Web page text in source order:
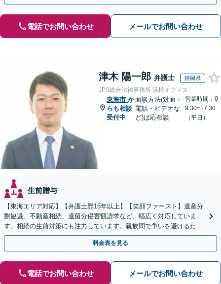
電話でお問い合わせ メールでお問い合わせ
津木 陽一郎 弁護士 静岡県
JPS総合法律事務所 浜松オフィス
東海市 か
らも相談
受付中
面談方法(対面・
電話・ビデオな
ど)は応相談
営業時間：0
9:30~17:30
（平日）
生前贈与
【東海エリア対応】【弁護士歴15年以上】【笑顔ファースト】遺産分
割協議、不動産相続、遺留分侵害額請求など、幅広く対応していま
す。相続の生前対策にも注力しています。親族間で争いを避けるため
にも、お早めにご相談ください。【初回面談無料】
料金表を見る
電話でお問い合わせ メールでお問い合わせ